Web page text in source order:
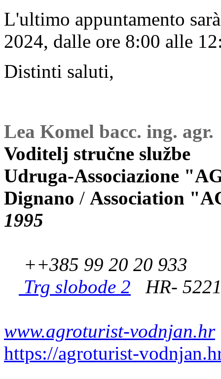
L'ultimo appuntamento
2024, dalle ore 8:00 alle
Distinti saluti,
Lea Komel bacc. ing. agr.
Voditelj stručne službe
Udruga-Associazione
Dignano / Association
1995
++385 99 20 20 933
Trg slobode 2
HR-
www.agroturist-vodnjan.hr
https://agroturist-